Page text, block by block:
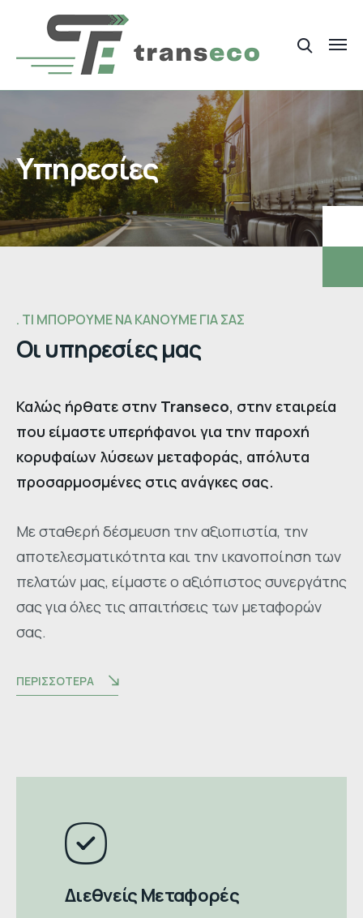
Υπηρεσίες
ΤΙ ΜΠΟΡΟΥΜΕ ΝΑ ΚΑΝΟΥΜΕ ΓΙΑ ΣΑΣ
Οι υπηρεσίες μας
Καλώς ήρθατε στην Transeco, στην εταιρεία
που είμαστε υπερήφανοι για την παροχή
κορυφαίων λύσεων μεταφοράς, απόλυτα
προσαρμοσμένες στις ανάγκες σας.
Με σταθερή δέσμευση την αξιοπιστία, την
αποτελεσματικότητα και την ικανοποίηση των
πελατών μας, είμαστε ο αξιόπιστος συνεργάτης
σας για όλες τις απαιτήσεις των μεταφορών
σας.
ΠΕΡΙΣΣΟΤΕΡΑ
Διεθνείς Μεταφορές